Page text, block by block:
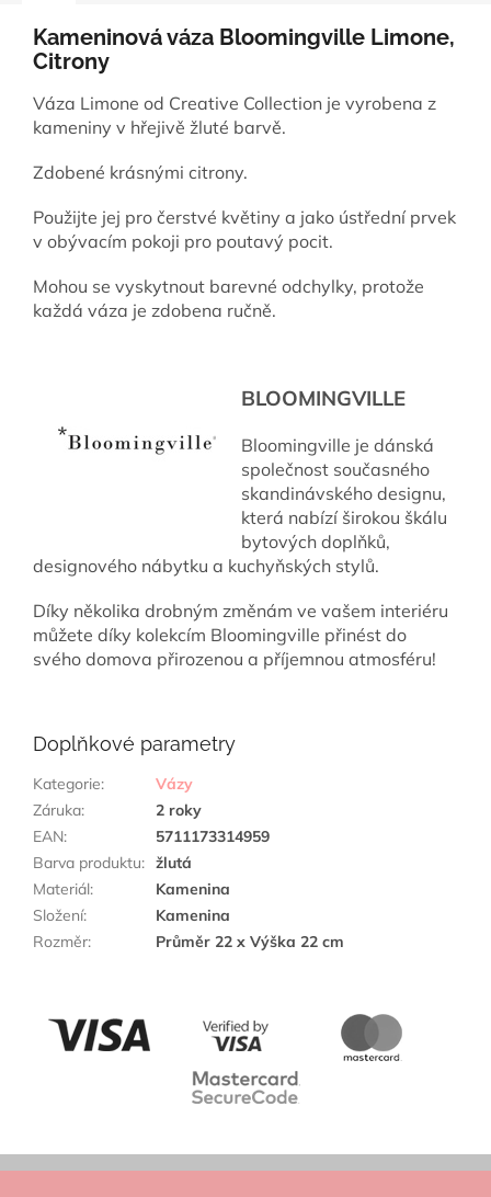
Kameninová váza Bloomingville Limone,
Citrony
Váza Limone od Creative Collection je vyrobena z
kameniny v hřejivě žluté barvě.
Zdobené krásnými citrony.
Použijte jej pro čerstvé květiny a jako ústřední prvek
v obývacím pokoji pro poutavý pocit.
Mohou se vyskytnout barevné odchylky, protože
každá váza je zdobena ručně.
BLOOMINGVILLE
Bloomingville je dánská
společnost současného
skandinávského designu,
která nabízí širokou škálu
bytových doplňků,
designového nábytku a kuchyňských stylů.
Díky několika drobným změnám ve vašem interiéru
můžete díky kolekcím Bloomingville přinést do
svého domova přirozenou a příjemnou atmosféru!
Doplňkové parametry
Kategorie:
Vázy
Záruka:
2 roky
EAN:
5711173314959
Barva produktu: žlutá
Materiál:
Kamenina
Složení:
Kamenina
Rozměr: Průměr 22 x Výška 22 cm